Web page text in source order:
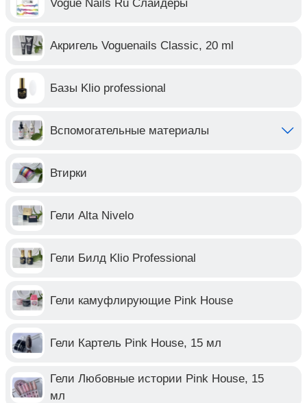
отдельности или купить набор гель лаков. Наши
вся продукция сертифицирована и покоряет сердца
нашей продукции и заботимся о наших покупателях.
Желаем Вам приятных покупок!
Vogue Nails Ru Слайдеры
Акригель Voguenails Classic, 20 ml
Базы Klio professional
Вспомогательные материалы
Втирки
Гели Alta Nivelo
Гели Билд Klio Professional
Гели камуфлирующие Pink House
Гели Картель Pink House, 15 мл
Гели Любовные истории Pink House, 15
мл